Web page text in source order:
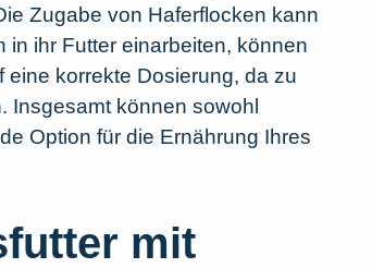
Zugabe von Haferflocken kann
ihr Futter einarbeiten, können
korrekte Dosierung, da zu
Insgesamt können sowohl
Option für die Ernährung Ihres
mit